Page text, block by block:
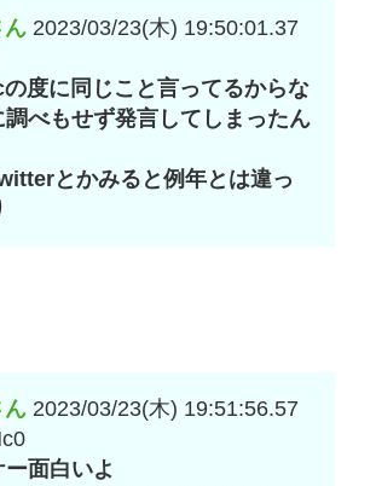
ん 2023/03/23(木) 19:50:01.37
度に同じこと言ってるからな
べもせず発言してしまったん
とかみると例年とは違っ
ん 2023/03/23(木) 19:51:56.57
面白いよ